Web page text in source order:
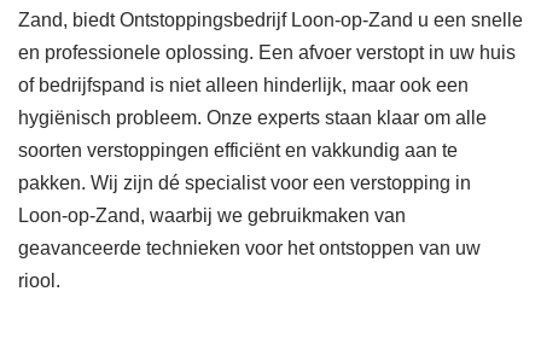
Zand, biedt Ontstoppingsbedrijf Loon-op-Zand u een snelle
en professionele oplossing. Een afvoer verstopt in uw huis
of bedrijfspand is niet alleen hinderlijk, maar ook een
hygiënisch probleem. Onze experts staan klaar om alle
soorten verstoppingen efficiënt en vakkundig aan te
pakken. Wij zijn dé specialist voor een verstopping in
Loon-op-Zand, waarbij we gebruikmaken van
geavanceerde technieken voor het ontstoppen van uw
riool.